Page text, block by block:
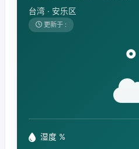
台湾 · 安乐区
更新于 :
°
湿度 %